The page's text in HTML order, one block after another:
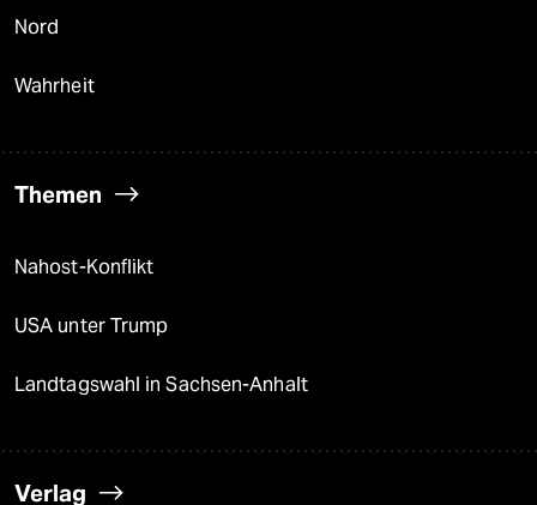
Nord
Wahrheit
Themen
Nahost-Konflikt
USA unter Trump
Landtagswahl in Sachsen-Anhalt
Verlag